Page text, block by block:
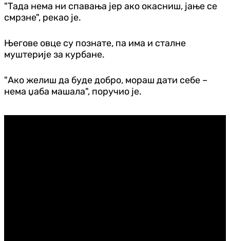
"Тада нема ни спавања јер ако окасниш, јање се
смрзне", рекао је.
Његове овце су познате, па има и сталне
муштерије за курбане.
"Ако желиш да буде добро, мораш дати себе –
нема џаба машала", поручио је.